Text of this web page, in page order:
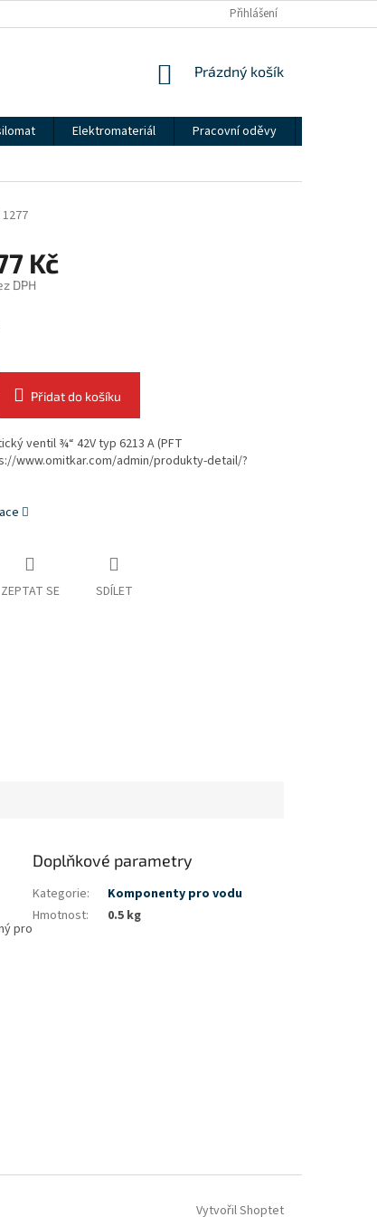
Přihlášení
NÁKUPNÍ
Prázdný košík
Elektromateriál Pracovní oděvy
1277
Kč
DPH
Přidat do košíku
ventil ¾“ 42V typ 6213 A (PFT
www.omitkar.com/admin/produkty-detail/?
ZEPTAT SE SDÍLET
pro
Doplňkové parametry
Kategorie:
Komponenty pro vodu
Hmotnost: 0.5 kg
Vytvořil Shoptet